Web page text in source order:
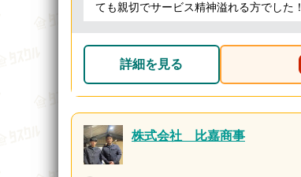
ても親切でサービス精神溢れる方でした！
詳細を見る
株式会社 比嘉商事